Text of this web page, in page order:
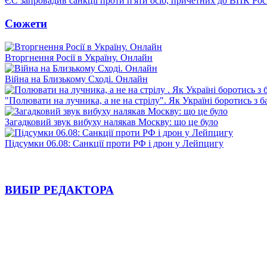
Сюжети
Вторгнення Росії в Україну. Онлайн
Війна на Близькому Сході. Онлайн
"Полювати на лучника, а не на стрілу". Як Україні боротись з
Загадковий звук вибуху налякав Москву: що це було
Підсумки 06.08: Санкції проти РФ і дрон у Лейпцигу
ВИБІР РЕДАКТОРА